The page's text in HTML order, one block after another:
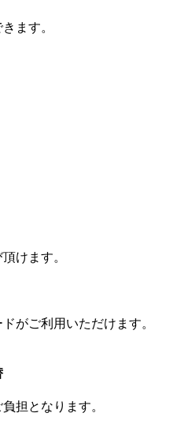
ます。
けます。
がご利用いただけます。
担となります。